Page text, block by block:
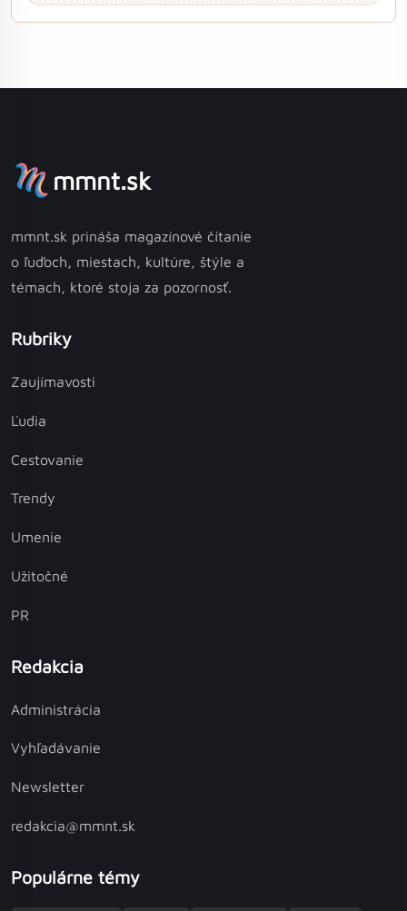
mmnt.sk
mmnt.sk prináša magazínové čítanie
o ľuďoch, miestach, kultúre, štýle a
témach, ktoré stoja za pozornosť.
Rubriky
Zaujímavosti
Ľudia
Cestovanie
Trendy
Umenie
Užitočné
PR
Redakcia
Administrácia
Vyhľadávanie
Newsletter
redakcia@mmnt.sk
Populárne témy